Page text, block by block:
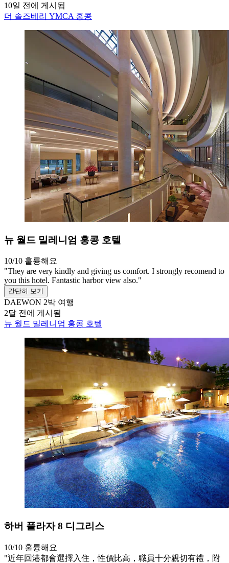
10일 전에 게시됨
더 솔즈베리 YMCA 홍콩
뉴 월드 밀레니엄 홍콩 호텔
10/10 훌륭해요
"They are very kindly and giving us comfort. I strongly recomend to
you this hotel. Fantastic harbor view also."
간단히 보기
DAEWON 2박 여행
2달 전에 게시됨
뉴 월드 밀레니엄 홍콩 호텔
하버 플라자 8 디그리스
10/10 훌륭해요
"近年回港都會選擇入住，性價比高，職員十分親切有禮，附